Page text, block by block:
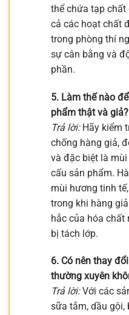
thể chứa tạp
cả các hoạt chất
trong phòng thí
sự cân bằng và
phần.
5. Làm thế nào
phẩm thật và giả?
Trả lời:Hãy kiểm
chống hàng giả,
và đặc biệt là
cấu sản phẩm.
mùi hương tinh
trong khi hàng
hắc của hóa chất
bị tách lớp.
6. Có nên thay
thường xuyên
Trả lời:Với các
sữa tắm, dầu gội,